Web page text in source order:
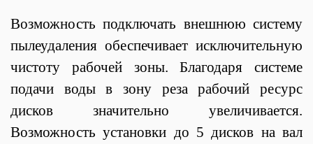
Возможность подключать внешнюю систему
пылеудаления обеспечивает исключительную
чистоту рабочей зоны. Благодаря системе
подачи воды в зону реза рабочий ресурс
дисков значительно увеличивается.
Возможность установки до 5 дисков на вал